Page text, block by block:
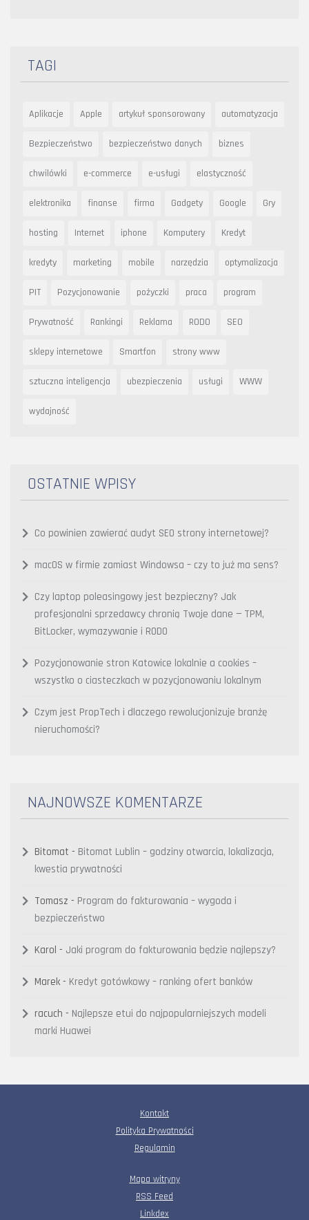
TAGI
Aplikacje Apple artykuł sponsorowany automatyzacja
Bezpieczeństwo bezpieczeństwo danych biznes
chwilówki e-commerce e-usługi elastyczność
elektronika finanse firma Gadgety Google Gry
hosting Internet iphone Komputery Kredyt
kredyty marketing mobile narzędzia optymalizacja
PIT Pozycjonowanie pożyczki praca program
Prywatność Rankingi Reklama RODO SEO
sklepy internetowe Smartfon strony www
sztuczna inteligencja ubezpieczenia usługi WWW
wydajność
OSTATNIE WPISY
Co powinien zawierać audyt SEO strony internetowej?
macOS w firmie zamiast Windowsa – czy to już ma sens?
Czy laptop poleasingowy jest bezpieczny? Jak
profesjonalni sprzedawcy chronią Twoje dane — TPM,
BitLocker, wymazywanie i RODO
Pozycjonowanie stron Katowice lokalnie a cookies –
wszystko o ciasteczkach w pozycjonowaniu lokalnym
Czym jest PropTech i dlaczego rewolucjonizuje branżę
nieruchomości?
NAJNOWSZE KOMENTARZE
Bitomat - Bitomat Lublin – godziny otwarcia, lokalizacja,
kwestia prywatności
Tomasz - Program do fakturowania – wygoda i
bezpieczeństwo
Karol - Jaki program do fakturowania będzie najlepszy?
Marek - Kredyt gotówkowy – ranking ofert banków
racuch - Najlepsze etui do najpopularniejszych modeli
marki Huawei
Kontakt
Polityka Prywatności
Regulamin
Mapa witryny
RSS Feed
Linkdex